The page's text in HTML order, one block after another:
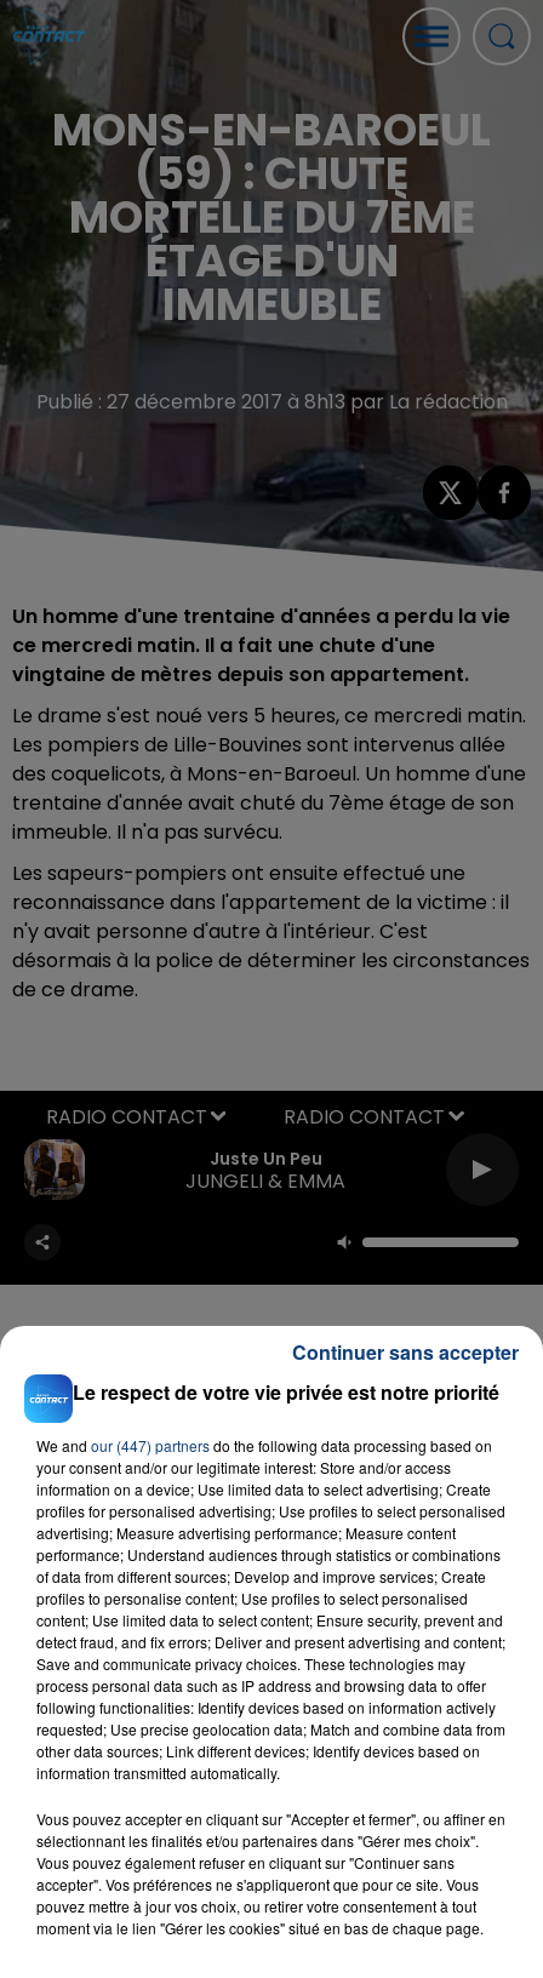
MONS-EN-BAROEUL
(59) : CHUTE
MORTELLE DU 7ÈME
ÉTAGE D'UN
IMMEUBLE
Publié : 27 décembre 2017 à 8h13 par La rédaction
Un homme d'une trentaine d'années a perdu la vie
ce mercredi matin. Il a fait une chute d'une
vingtaine de mètres depuis son appartement.
Le drame s'est noué vers 5 heures, ce mercredi matin.
Les pompiers de Lille-Bouvines sont intervenus allée
des coquelicots, à Mons-en-Baroeul. Un homme d'une
trentaine d'année avait chuté du 7ème étage de son
immeuble. Il n'a pas survécu.
Les sapeurs-pompiers ont ensuite effectué une
reconnaissance dans l'appartement de la victime : il
n'y avait personne d'autre à l'intérieur. C'est
désormais à la police de déterminer les circonstances
de ce drame.
Juste Un Peu
JUNGELI & EMMA
RADIO CONTACT
FIL D'ACTU
23 juillet 2026
INCENDIE MORTEL À LENS : UNE FEMME ET
SON BÉBÉ ENTRE LA VIE ET LA...
Un homme s'est immolé par le feu après avoir
aspergé sa compagne et leur bébé de trois mois
d'un liquide inflammable.
20 juillet 2026
Le respect de votre vie privée est notre priorité
We and our (447) partnersdo the following data processing based on
your consent and/or our legitimate interest: Store and/or access
information on a device; Use limited data to select advertising; Create
profiles for personalised advertising; Use profiles to select personalised
advertising; Measure advertising performance; Measure content
performance; Understand audiences through statistics or combinations
of data from different sources; Develop and improve services; Create
profiles to personalise content; Use profiles to select personalised
content; Use limited data to select content; Ensure security, prevent and
detect fraud, and fix errors; Deliver and present advertising and content;
Save and communicate privacy choices. These technologies may
process personal data such as IP address and browsing data to offer
following functionalities: Identify devices based on information actively
requested; Use precise geolocation data; Match and combine data from
other data sources; Link different devices; Identify devices based on
information transmitted automatically.
Vous pouvez accepter en cliquant sur "Accepter et fermer", ou affiner en
sélectionnant les finalités et/ou partenaires dans "Gérer mes choix".
Vous pouvez également refuser en cliquant sur "Continuer sans
accepter". Vos préférences ne s'appliqueront que pour ce site. Vous
pouvez mettre à jour vos choix, ou retirer votre consentement à tout
moment via le lien "Gérer les cookies" situé en bas de chaque page.
Continuer sans accepter